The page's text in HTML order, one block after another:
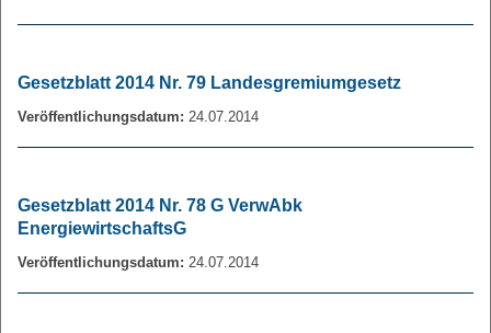
Gesetzblatt 2014 Nr. 79 Landesgremiumgesetz
Veröffentlichungsdatum: 24.07.2014
Gesetzblatt 2014 Nr. 78 G VerwAbk
EnergiewirtschaftsG
Veröffentlichungsdatum: 24.07.2014